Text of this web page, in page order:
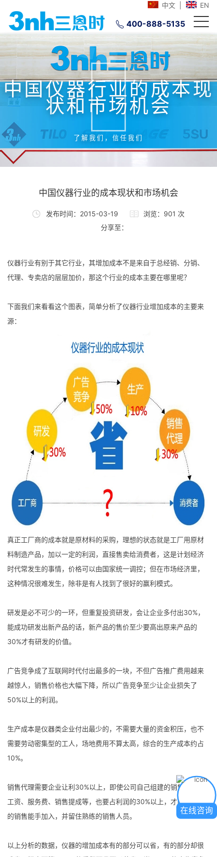
中文 EN
400-888-5135
中国仪器行业的成本现
状和市场机会
了解我们，信任我们
中国仪器行业的成本现状和市场机会
发布时间：2015-03-19
浏览：901 次
分享至：
仪器行业有别于其它行业，其增加成本不是来自于总经销、分销、
代理、专卖店的层层加价，那这个行业的成本主要在哪里呢？
下面我们来看看这个图表，简单分析了仪器行业增加成本的主要来
源：
真正工厂商的成本就是原材料的采购，理想的状态就是工厂用原材
料制造产品，加以一定的利润，直接售卖给消费者，这是计划经济
时代常发生的事情，价格可以由国家统一调控；但在市场经济里，
这种情况很难发生，除非是有人找到了很好的赢利模式。
研发是必不可少的一环，但重复投资研发，会让企业多付出30%，
能成功研发出新产品的话，新产品的售价至少要高出原来产品的
30%才有研发的价值。
广告竞争成了互联网时代付出最多的一块，不但广告推广费用越来
越惊人，销售价格也大幅下降，所以广告竞争至少让企业损失了
50%以上的利润。
生产成本是仪器类企业付出最少的，不需要大量的资金积压，也不
需要劳动密集型的工人，场地费用不算太高，综合的生产成本约占
10%。
销售代理需要企业让利30%以上，即使公司自己组建的销售团队，
工资、服务费、销售提成等，也要占利润的30%以上，才能有优秀
的销售能手加入，并留住熟练的销售人员。
以上分析的数据，仪器的增加成本有的部分可以省，有的部分却很
在线咨询